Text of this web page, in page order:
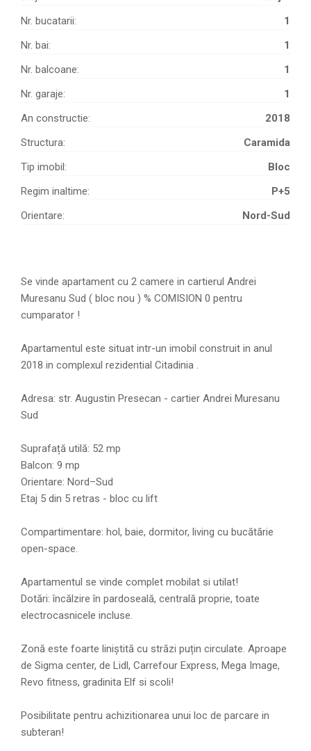
Nr. bucatarii:
1
Nr. bai:
1
Nr. balcoane:
1
Nr. garaje:
1
An constructie:
2018
Structura:
Caramida
Tip imobil:
Bloc
Regim inaltime:
P+5
Orientare:
Nord-Sud
Se vinde apartament cu 2 camere in cartierul Andrei
Muresanu Sud ( bloc nou ) % COMISION 0 pentru
cumparator !
Apartamentul este situat intr-un imobil construit in anul
2018 in complexul rezidential Citadinia .
Adresa: str. Augustin Presecan - cartier Andrei Muresanu
Sud
Suprafață utilă: 52 mp
Balcon: 9 mp
Orientare: Nord–Sud
Etaj 5 din 5 retras - bloc cu lift
Compartimentare: hol, baie, dormitor, living cu bucătărie
open-space.
Apartamentul se vinde complet mobilat si utilat!
Dotări: încălzire în pardoseală, centrală proprie, toate
electrocasnicele incluse.
Zonă este foarte liniștită cu străzi puțin circulate. Aproape
de Sigma center, de Lidl, Carrefour Express, Mega Image,
Revo fitness, gradinita Elf si scoli!
Posibilitate pentru achizitionarea unui loc de parcare in
subteran!